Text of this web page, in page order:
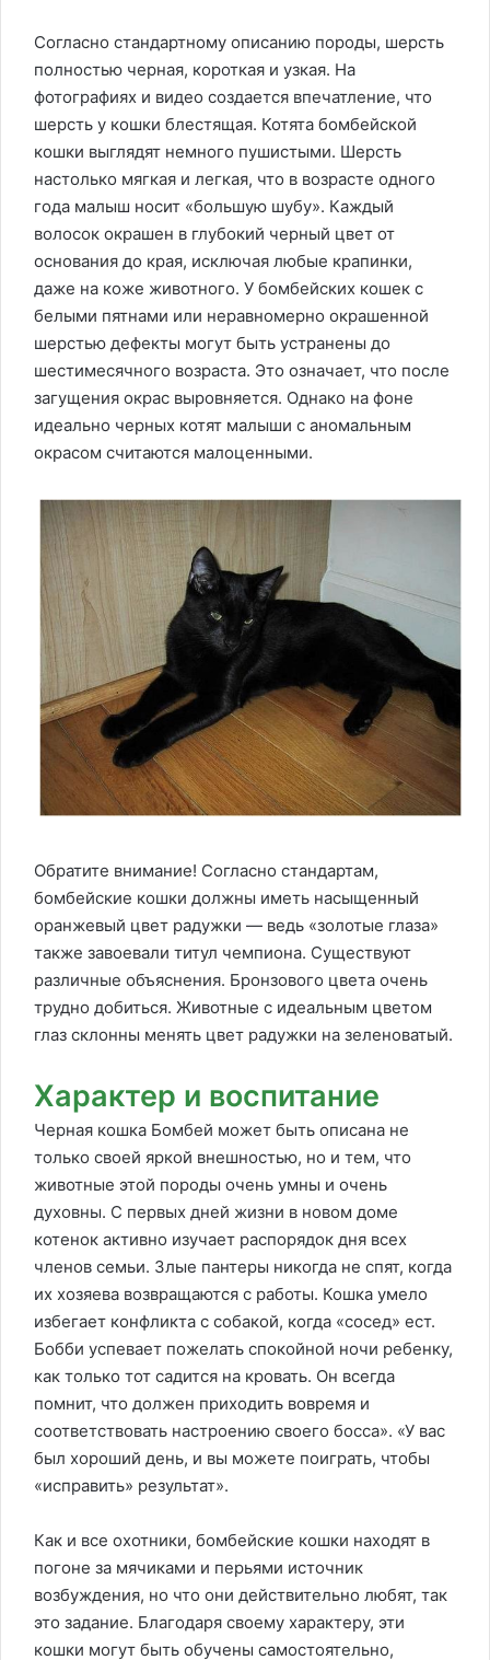
Согласно стандартному описанию породы, шерсть
полностью черная, короткая и узкая. На
фотографиях и видео создается впечатление, что
шерсть у кошки блестящая. Котята бомбейской
кошки выглядят немного пушистыми. Шерсть
настолько мягкая и легкая, что в возрасте одного
года малыш носит «большую шубу». Каждый
волосок окрашен в глубокий черный цвет от
основания до края, исключая любые крапинки,
даже на коже животного. У бомбейских кошек с
белыми пятнами или неравномерно окрашенной
шерстью дефекты могут быть устранены до
шестимесячного возраста. Это означает, что после
загущения окрас выровняется. Однако на фоне
идеально черных котят малыши с аномальным
окрасом считаются малоценными.
Обратите внимание! Согласно стандартам,
бомбейские кошки должны иметь насыщенный
оранжевый цвет радужки — ведь «золотые глаза»
также завоевали титул чемпиона. Существуют
различные объяснения. Бронзового цвета очень
трудно добиться. Животные с идеальным цветом
глаз склонны менять цвет радужки на зеленоватый.
Характер и воспитание
Черная кошка Бомбей может быть описана не
только своей яркой внешностью, но и тем, что
животные этой породы очень умны и очень
духовны. С первых дней жизни в новом доме
котенок активно изучает распорядок дня всех
членов семьи. Злые пантеры никогда не спят, когда
их хозяева возвращаются с работы. Кошка умело
избегает конфликта с собакой, когда «сосед» ест.
Бобби успевает пожелать спокойной ночи ребенку,
как только тот садится на кровать. Он всегда
помнит, что должен приходить вовремя и
соответствовать настроению своего босса». «У вас
был хороший день, и вы можете поиграть, чтобы
«исправить» результат».
Как и все охотники, бомбейские кошки находят в
погоне за мячиками и перьями источник
возбуждения, но что они действительно любят, так
это задание. Благодаря своему характеру, эти
кошки могут быть обучены самостоятельно,